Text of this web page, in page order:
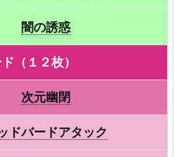
闇の誘惑
（１２枚）
次元幽閉
ドバードアタック